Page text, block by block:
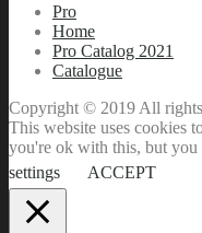
Pro
Home
Pro Catalog 2021
Catalogue
Copyright © 2019 All rights
This website uses cookies
you're ok with this, but
settings
ACCEPT